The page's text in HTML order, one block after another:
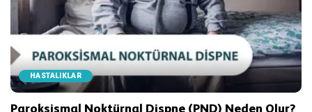
HASTALIKLAR
Paroksismal Noktürnal Dispne (PND) Neden Olur?